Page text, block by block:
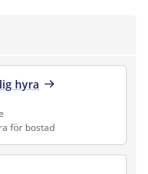
hyra
för bostad
arrende, Hyra av bostad och